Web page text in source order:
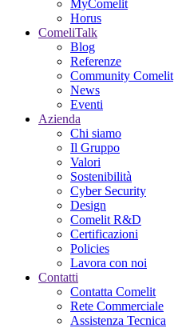
MyComelit
Horus
ComeliTalk
Blog
Referenze
Community Comelit
News
Eventi
Azienda
Chi siamo
Il Gruppo
Valori
Sostenibilità
Cyber Security
Design
Comelit R&D
Certificazioni
Policies
Lavora con noi
Contatti
Contatta Comelit
Rete Commerciale
Assistenza Tecnica